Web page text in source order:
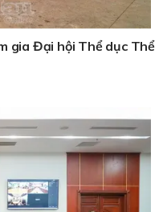
gia Đại hội Thể dục Thể